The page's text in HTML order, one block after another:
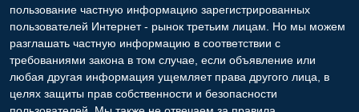
пользование частную информацию зарегистрированных
пользователей Интернет - рынок третьим лицам. Но мы можем
разглашать частную информацию в соответствии с
требованиями закона в том случае, если объявление или
любая другая информация ущемляет права другого лица, в
целях защиты прав собственности и безопасности